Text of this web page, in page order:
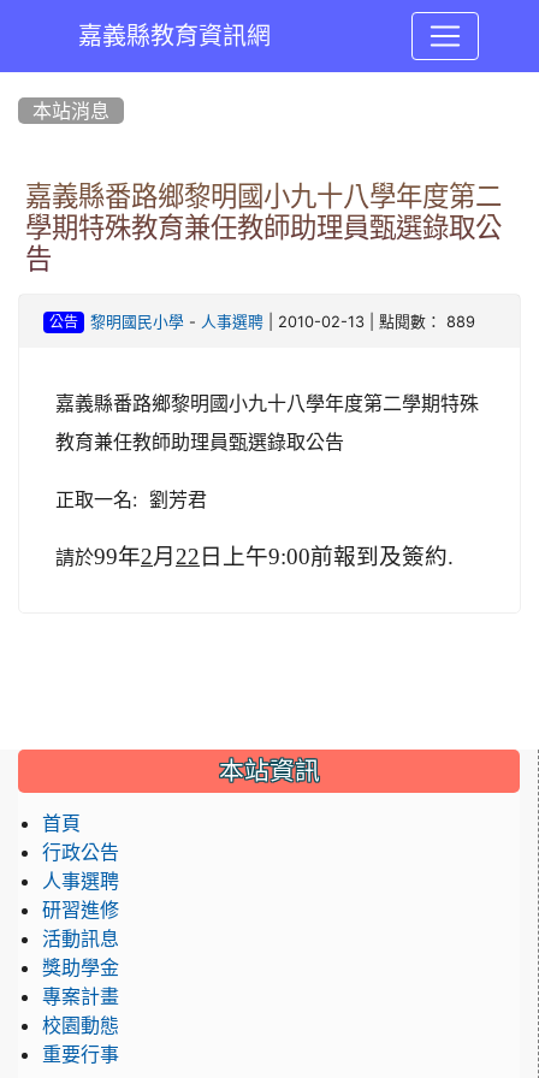
嘉義縣教育資訊網
本站消息
嘉義縣番路鄉黎明國小九十八學年度第二
學期特殊教育兼任教師助理員甄選錄取公
告
公告 黎明國民小學- 人事選聘| 2010-02-13 | 點閱數： 889
嘉義縣番路鄉黎明國小九十八學年度第二學期特殊
教育兼任教師助理員甄選錄取公告
正取一名: 劉芳君
請於99年2月 22 日 上午9:00前報到及簽約.
::: 本站資訊
首頁
行政公告
人事選聘
研習進修
活動訊息
獎助學金
專案計畫
校園動態
重要行事